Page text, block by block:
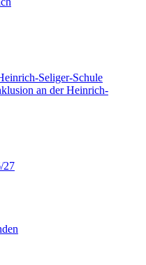
Seliger-Schule
an der Heinrich-
27